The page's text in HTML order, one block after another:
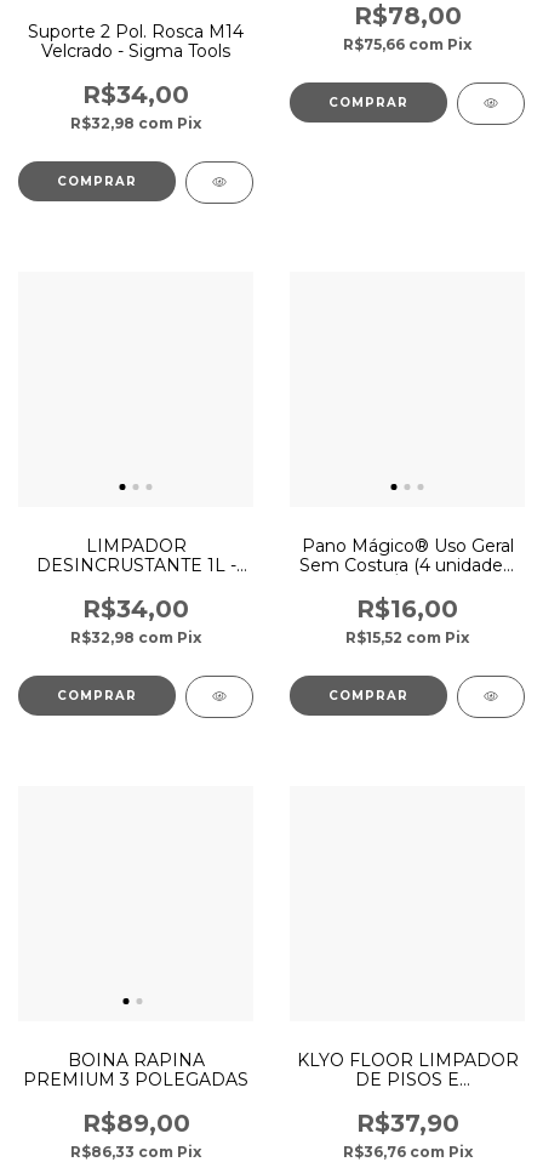
Suporte 2 Pol. Rosca M14
Velcrado - Sigma Tools
R$34,00
R$32,98 com Pix
R$78,00
R$75,66 com Pix
LIMPADOR
DESINCRUSTANTE 1L -
R$34,00
R$32,98 com Pix
Pano Mágico® Uso Geral
Sem Costura (4 unidades)
R$16,00
R$15,52 com Pix
BOINA RAPINA
PREMIUM 3 POLEGADAS
R$89,00
R$86,33 com Pix
KLYO FLOOR LIMPADOR
DE PISOS E
RENKO
R$37,90
R$36,76 com Pix